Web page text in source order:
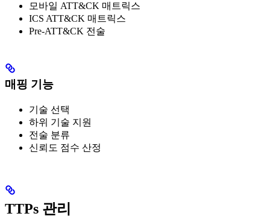
모바일 ATT&CK 매트릭스
ICS ATT&CK 매트릭스
Pre-ATT&CK 전술
매핑 기능
기술 선택
하위 기술 지원
전술 분류
신뢰도 점수 산정
TTPs 관리